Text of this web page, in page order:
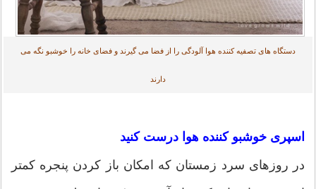
دستگاه های تصفیه کننده هوا آلودگی را از فضا می گیرند و فضای خانه را خوشبو نگه می
دارند
اسپری خوشبو کننده هوا درست کنید
در روزهای سرد زمستان که امکان باز کردن پنجره کمتر